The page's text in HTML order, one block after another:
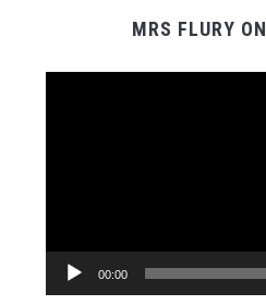
MRS FLURY
00:00